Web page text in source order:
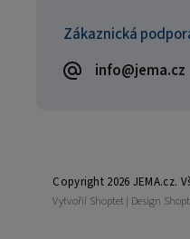
Zákaznická
info@jema.cz
Copyright 2026 JEMA.cz.
Vytvořil Shoptet | Design